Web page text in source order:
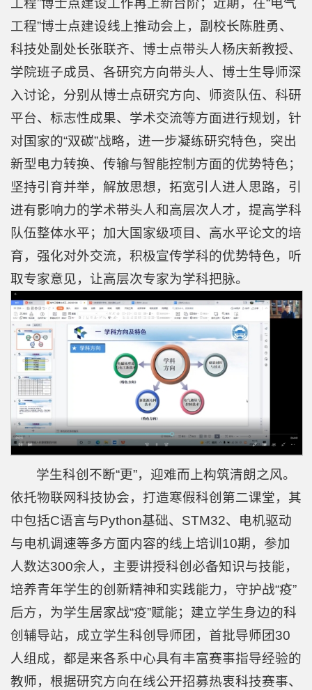
工程”博士点建设工作再上新台阶；近期，在“电气
工程”博士点建设线上推动会上，副校长陈胜勇、
科技处副处长张联齐、博士点带头人杨庆新教授、
学院班子成员、各研究方向带头人、博士生导师深
入讨论，分别从博士点研究方向、师资队伍、科研
平台、标志性成果、学术交流等方面进行规划，针
对国家的“双碳”战略，进一步凝练研究特色，突出
新型电力转换、传输与智能控制方面的优势特色；
坚持引育并举，解放思想，拓宽引人进人思路，引
进有影响力的学术带头人和高层次人才，提高学科
队伍整体水平；加大国家级项目、高水平论文的培
育，强化对外交流，积极宣传学科的优势特色，听
取专家意见，让高层次专家为学科把脉。
学生科创不断“更”，迎难而上构筑清朗之风。
依托物联网科技协会，打造寒假科创第二课堂，其
中包括C语言与Python基础、STM32、电机驱动
与电机调速等多方面内容的线上培训10期，参加
人数达300余人，主要讲授科创必备知识与技能，
培养青年学生的创新精神和实践能力，守护战“疫”
后方，为学生居家战“疫”赋能；建立学生身边的科
创辅导站，成立学生科创导师团，首批导师团30
人组成，都是来各系中心具有丰富赛事指导经验的
教师，根据研究方向在线公开招募热衷科技赛事、